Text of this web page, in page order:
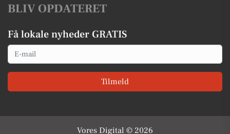
BLIV OPDATERET
Få lokale nyheder GRATIS
Email
Tilmeld
Vores Digital © 2026